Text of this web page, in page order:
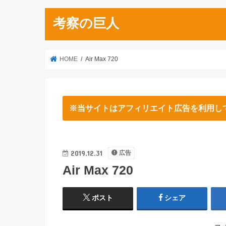
考察の巨人
HOME Air Max 720
※当サイトはアフィリエイト広告を利用し
2019.12.31 広告
Air Max 720
ポスト シェア